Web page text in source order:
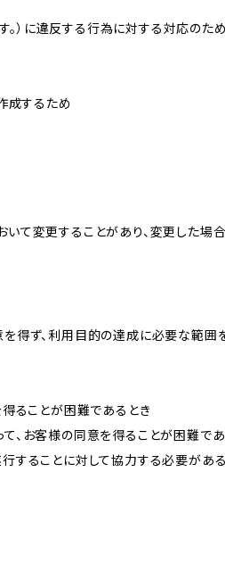
。）に違反する行為に対する対応のた
成するため
て変更することがあり、変更した場
得ず、利用目的の達成に必要な範囲
ることが困難であるとき
、お客様の同意を得ることが困難で
ることに対して協力する必要があ